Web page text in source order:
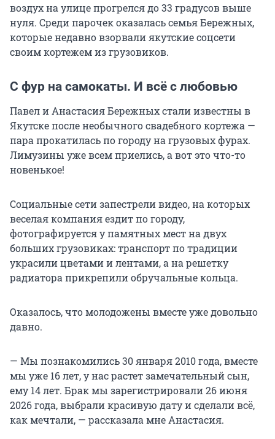
воздух на улице прогрелся до 33 градусов выше
нуля. Среди парочек оказалась семья Бережных,
которые недавно взорвали якутские соцсети
своим кортежем из грузовиков.
С фур на самокаты. И всё с любовью
Павел и Анастасия Бережных стали известны в
Якутске после необычного свадебного кортежа —
пара прокатилась по городу на грузовых фурах.
Лимузины уже всем приелись, а вот это что-то
новенькое!
Социальные сети запестрели видео, на которых
веселая компания ездит по городу,
фотографируется у памятных мест на двух
больших грузовиках: транспорт по традиции
украсили цветами и лентами, а на решетку
радиатора прикрепили обручальные кольца.
Оказалось, что молодожены вместе уже довольно
давно.
— Мы познакомились 30 января 2010 года, вместе
мы уже 16 лет, у нас растет замечательный сын,
ему 14 лет. Брак мы зарегистрировали 26 июня
2026 года, выбрали красивую дату и сделали всё,
как мечтали, — рассказала мне Анастасия.